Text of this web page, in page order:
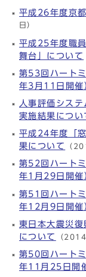
平成26年度京
日）
平成25年度職
舞台」について
第53回ハート
年3月11日開催
人事評価シス
実施結果につい
平成24年度「
果について
（
第52回ハート
年1月29日開催
第51回ハート
年12月9日開催
東日本大震災
について
（
第50回ハート
年11月25日開